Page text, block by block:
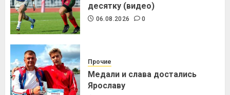
десятку (видео)
06.08.2026 0
Прочие
Медали и слава достались
Ярославу